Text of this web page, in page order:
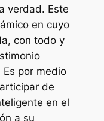
verdad. Este
en cuyo
con todo y
por medio
de
en el
a su